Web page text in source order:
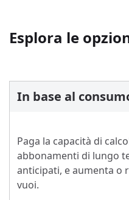
Esplora le
In base al
Paga la capacità di
abbonamenti di lungo
anticipati, e aumenta o
vuoi.